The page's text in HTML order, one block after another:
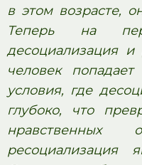
в этом возрасте,
Теперь на
десоциализация и
человек
условия, где
глубоко, что
ресоциализация